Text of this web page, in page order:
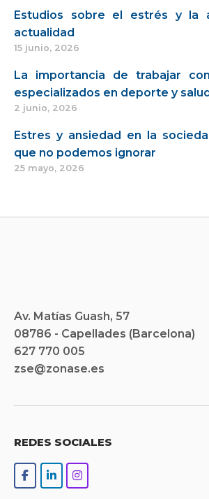
Estudios sobre el estrés y la
actualidad
15 junio, 2026
La importancia de trabajar
especializados en deporte y
2 junio, 2026
Estres y ansiedad en la
que no podemos ignorar
25 mayo, 2026
Av. Matías Guash, 57
08786 - Capellades (Barcelona)
627 770 005
zse@zonase.es
REDES SOCIALES